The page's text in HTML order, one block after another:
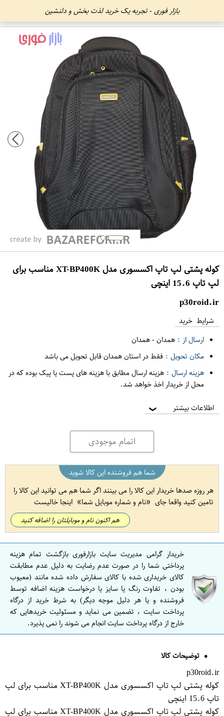
بازار فوری - تجربه یک خرید لذت بخش و دلنشین
کوله پشتی لپ تاپ اکسسوری مدل XT-BP400K مناسب برای
لپ تاپ 15.6 اینچی
p30roid.ir
شرایط خرید
ارسال از : همدان-همدان
مکان تحویل : فقط در استان همدان قابل تحویل می باشد
هزینه ارسال : هزینه ارسال مطابق با هزینه های پست یا پیک بوده که در
محل از خریدار اخذ خواهد شد.
اطلاعات بیشتر ❯
اتمام موجودی
شما هم فروشنده این کالا شوید
هر روزه صدها خریدار این کالا را می بینند اگر شما هم می توانید این کالا را
تامین کنید واقعا جای
نام و شماره موبایل شما اینجا خالیست
هم اکنون نام و موبایلتان را اضافه کنید
خریدار گرامی مدیریت سایت بازارفوری بازگشت تمام هزینه
پرداختی شما را در صورت عدم رضایت به دلیل عدم مطابقت
کالای خریداری شده با کالای سفارش داده شده مانند (معیوب
بودن ، تفاوت رنگ یا سایز یا درخواست هزینه اضافه توسط
فروشنده و یا هر دلیل موجه دیگر) به شرط خرید از درگاه
پرداخت سایت ، تضمین می نماید و مسئولیت خریدهایی که
خارج از درگاه پرداخت سایت انجام می شوند را نمی پذیرد.
توضیحات کالا
p30roid.ir
کوله پشتی لپ تاپ اکسسوری مدل XT-BP400K مناسب برای لپ
تاپ 15.6 اینچی
کوله پشتی لپ تاپ اکسسوری مدل XT-BP400K مناسب برای لپ